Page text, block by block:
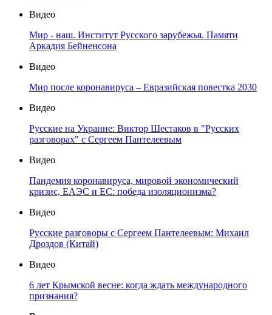
Видео
Мир - наш. Институт Русского зарубежья. Памяти
Аркадия Бейненсона
Видео
Мир после коронавируса – Евразийская повестка 2030
Видео
Русские на Украине: Виктор Шестаков в "Русских
разговорах" с Сергеем Пантелеевым
Видео
Пандемия коронавируса, мировой экономический
кризис, ЕАЭС и ЕС: победа изоляционизма?
Видео
Русские разговоры с Сергеем Пантелеевым: Михаил
Дроздов (Китай)
Видео
6 лет Крымской весне: когда ждать международного
признания?